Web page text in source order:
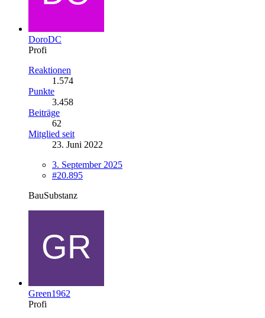
DoroDC
Profi
Reaktionen
1.574
Punkte
3.458
Beiträge
62
Mitglied seit
23. Juni 2022
3. September 2025
#20.895
BauSubstanz
Green1962
Profi